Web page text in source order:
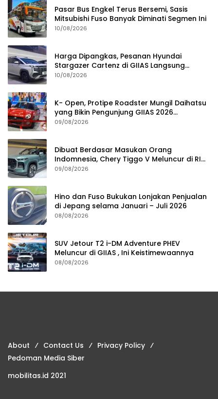
Pasar Bus Engkel Terus Bersemi, Sasis
Mitsubishi Fuso Banyak Diminati Segmen Ini
10/08/2026
Harga Dipangkas, Pesanan Hyundai
Stargazer Cartenz di GIIAS Langsung
Ngegas
10/08/2026
K- Open, Protipe Roadster Mungil Daihatsu
yang Bikin Pengunjung GIIAS 2026
Penasaran
09/08/2026
Dibuat Berdasar Masukan Orang
Indomnesia, Chery Tiggo V Meluncur di RI
Kuartal IV Tahun Ini
09/08/2026
Hino dan Fuso Bukukan Lonjakan Penjualan
di Jepang selama Januari – Juli 2026
08/08/2026
SUV Jetour T2 i-DM Adventure PHEV
Meluncur di GIIAS , Ini Keistimewaannya
08/08/2026
About Contact Us
Privacy Policy
Pedoman Media Siber
mobilitas.id 2021